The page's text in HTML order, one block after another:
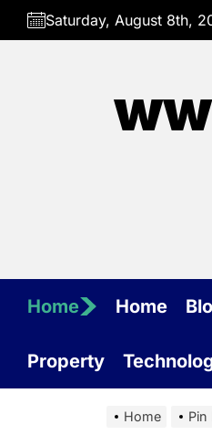
Skip
Saturday, August 8th,
Home Home
Property
Home Pin